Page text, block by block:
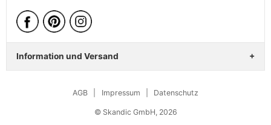
Information und Versand
AGB Impressum Datenschutz
© Skandic GmbH, 2026